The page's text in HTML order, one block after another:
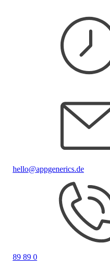
hello@appgenerics.de
89 89 0